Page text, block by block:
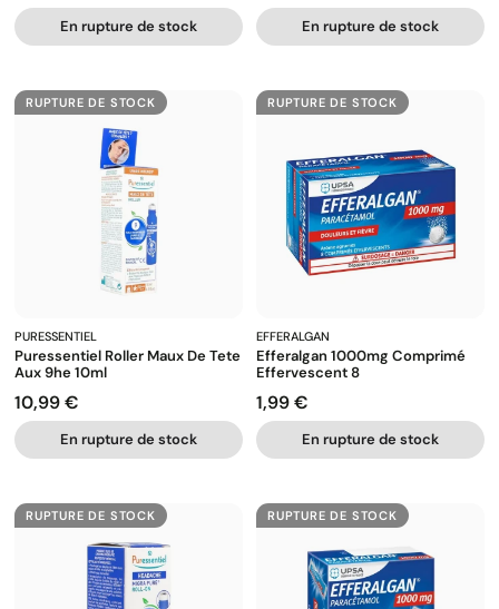
En rupture de stock En rupture de stock
RUPTURE DE STOCK
PURESSENTIEL
Puressentiel Roller Maux De Tete
Aux 9he 10ml
Prix
10,99 €
En rupture de stock
RUPTURE DE STOCK
EFFERALGAN
Efferalgan 1000mg Comprimé
Effervescent 8
Prix
1,99 €
En rupture de stock
RUPTURE DE STOCK RUPTURE DE STOCK